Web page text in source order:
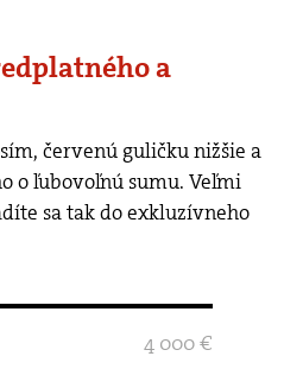
a
o ľubovoľnú sumu. Veľmi
sa tak do exkluzívneho
4 000 €